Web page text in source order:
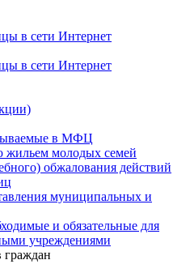
в сети Интернет
в сети Интернет
в МФЦ
жильем молодых семей
обжалования действий
муниципальных и
и обязательные для
учреждениями